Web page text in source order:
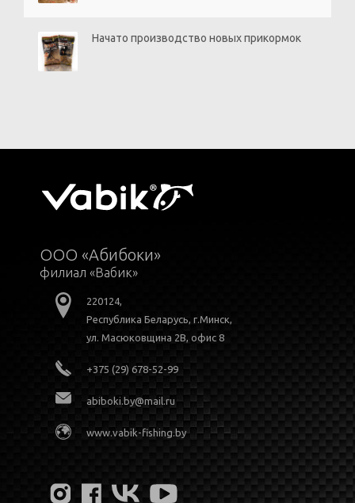
Начато производство новых прикормок
ООО «Абибоки»
филиал «Вабик»
220124,
Республика Беларусь, г.Минск,
ул. Масюковщина 2В, офис 8
+375 (29) 678-52-99
abiboki.by@mail.ru
www.vabik-fishing.by